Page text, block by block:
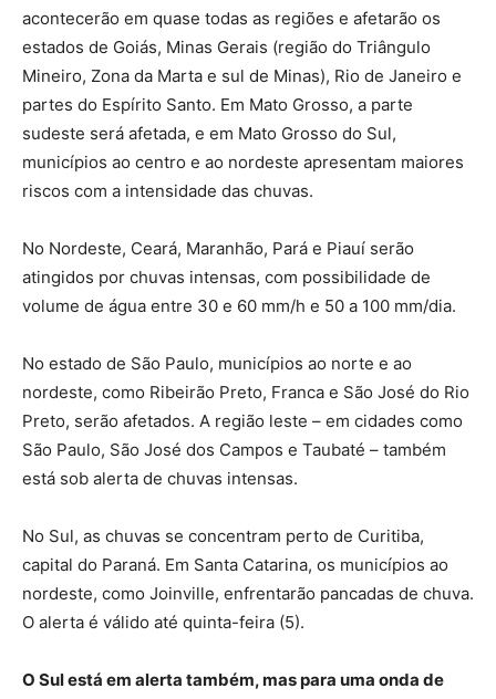
acontecerão em quase todas as regiões e afetarão os
estados de Goiás, Minas Gerais (região do Triângulo
Mineiro, Zona da Marta e sul de Minas), Rio de Janeiro e
partes do Espírito Santo. Em Mato Grosso, a parte
sudeste será afetada, e em Mato Grosso do Sul,
municípios ao centro e ao nordeste apresentam maiores
riscos com a intensidade das chuvas.
No Nordeste, Ceará, Maranhão, Pará e Piauí serão
atingidos por chuvas intensas, com possibilidade de
volume de água entre 30 e 60 mm/h e 50 a 100 mm/dia.
No estado de São Paulo, municípios ao norte e ao
nordeste, como Ribeirão Preto, Franca e São José do Rio
Preto, serão afetados. A região leste – em cidades como
São Paulo, São José dos Campos e Taubaté – também
está sob alerta de chuvas intensas.
No Sul, as chuvas se concentram perto de Curitiba,
capital do Paraná. Em Santa Catarina, os municípios ao
nordeste, como Joinville, enfrentarão pancadas de chuva.
O alerta é válido até quinta-feira (5).
O Sul está em alerta também, mas para uma onda de